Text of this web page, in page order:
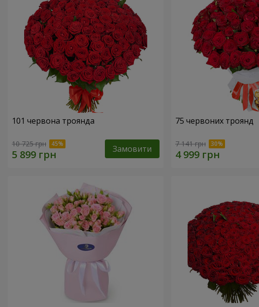
101 червона троянда
10 725 грн Замовити
75 червоних троянд
7 141 грн